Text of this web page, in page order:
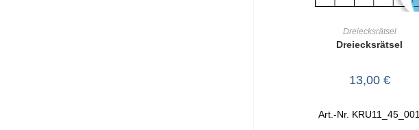
Dreiecksrätsel
Dreiecksrätsel
13,00 €
Art.-Nr. KRU11_45_001